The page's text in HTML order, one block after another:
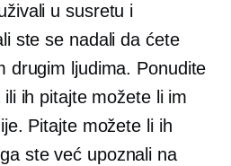
u susretu i
ste se nadali da ćete
drugim ljudima. Ponudite
ih pitajte možete li im
Pitajte možete li ih
ste već upoznali na